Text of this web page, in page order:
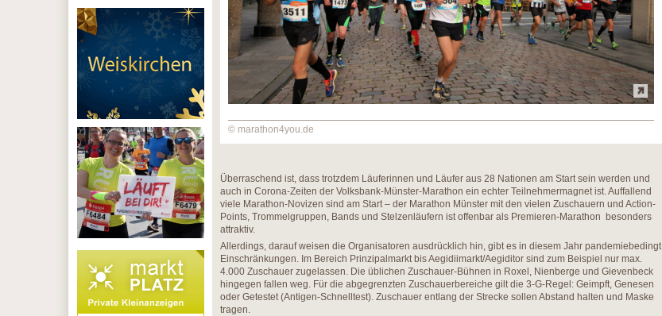
© marathon4you.de
Überraschend ist, dass trotzdem Läuferinnen und Läufer aus 28 Nationen am Start sein werden und
auch in Corona-Zeiten der Volksbank-Münster-Marathon ein echter Teilnehmermagnet ist. Auffallend
viele Marathon-Novizen sind am Start – der Marathon Münster mit den vielen Zuschauern und Action-
Points, Trommelgruppen, Bands und Stelzenläufern ist offenbar als Premieren-Marathon besonders
attraktiv.
Allerdings, darauf weisen die Organisatoren ausdrücklich hin, gibt es in diesem Jahr pandemiebedingt
Einschränkungen. Im Bereich Prinzipalmarkt bis Aegidiimarkt/Aegiditor sind zum Beispiel nur max.
4.000 Zuschauer zugelassen. Die üblichen Zuschauer-Bühnen in Roxel, Nienberge und Gievenbeck
hingegen fallen weg. Für die abgegrenzten Zuschauerbereiche gilt die 3-G-Regel: Geimpft, Genesen
oder Getestet (Antigen-Schnelltest). Zuschauer entlang der Strecke sollen Abstand halten und Maske
tragen.